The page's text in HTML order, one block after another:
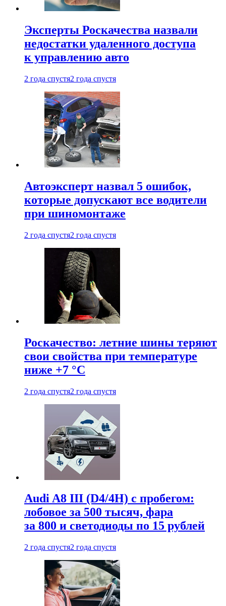
Эксперты Роскачества назвали
недостатки удаленного доступа
к управлению авто
2 года спустя2 года спустя
Автоэксперт назвал 5 ошибок,
которые допускают все водители
при шиномонтаже
2 года спустя2 года спустя
Роскачество: летние шины теряют
свои свойства при температуре
ниже +7 °C
2 года спустя2 года спустя
Audi A8 III (D4/4H) c пробегом:
лобовое за 500 тысяч, фара
за 800 и светодиоды по 15 рублей
2 года спустя2 года спустя